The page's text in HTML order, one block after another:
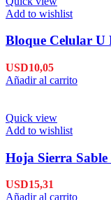
Add to wishlist
Bloque Celular U
USD10,05
Añadir al carrito
Quick view
Add to wishlist
Hoja Sierra
USD15,31
Añadir al carrito